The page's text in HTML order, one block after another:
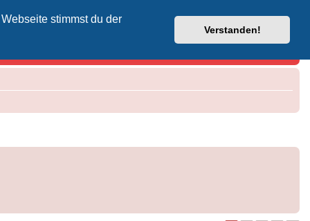
stimmst du der
Verstanden!
Vodafone-Kabel-Helpdesk